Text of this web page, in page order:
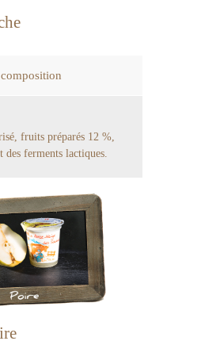
fruits préparés 12 %,
des ferments lactiques.